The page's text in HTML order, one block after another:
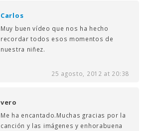
Carlos
Muy buen vídeo que nos ha hecho
recordar todos esos momentos de
nuestra niñez.
25 agosto, 2012 at 20:38
vero
Me ha encantado.Muchas gracias por la
canción y las imágenes y enhorabuena